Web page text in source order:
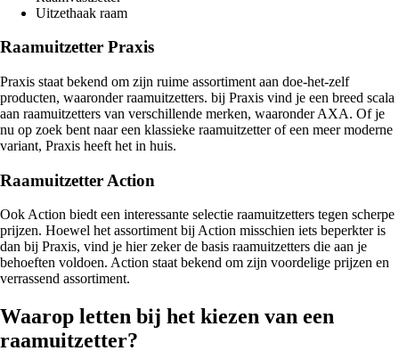
Uitzethaak raam
Raamuitzetter Praxis
Praxis staat bekend om zijn ruime assortiment aan doe-het-zelf
producten, waaronder raamuitzetters. bij Praxis vind je een breed scala
aan raamuitzetters van verschillende merken, waaronder AXA. Of je
nu op zoek bent naar een klassieke raamuitzetter of een meer moderne
variant, Praxis heeft het in huis.
Raamuitzetter Action
Ook Action biedt een interessante selectie raamuitzetters tegen scherpe
prijzen. Hoewel het assortiment bij Action misschien iets beperkter is
dan bij Praxis, vind je hier zeker de basis raamuitzetters die aan je
behoeften voldoen. Action staat bekend om zijn voordelige prijzen en
verrassend assortiment.
Waarop letten bij het kiezen van een
raamuitzetter?